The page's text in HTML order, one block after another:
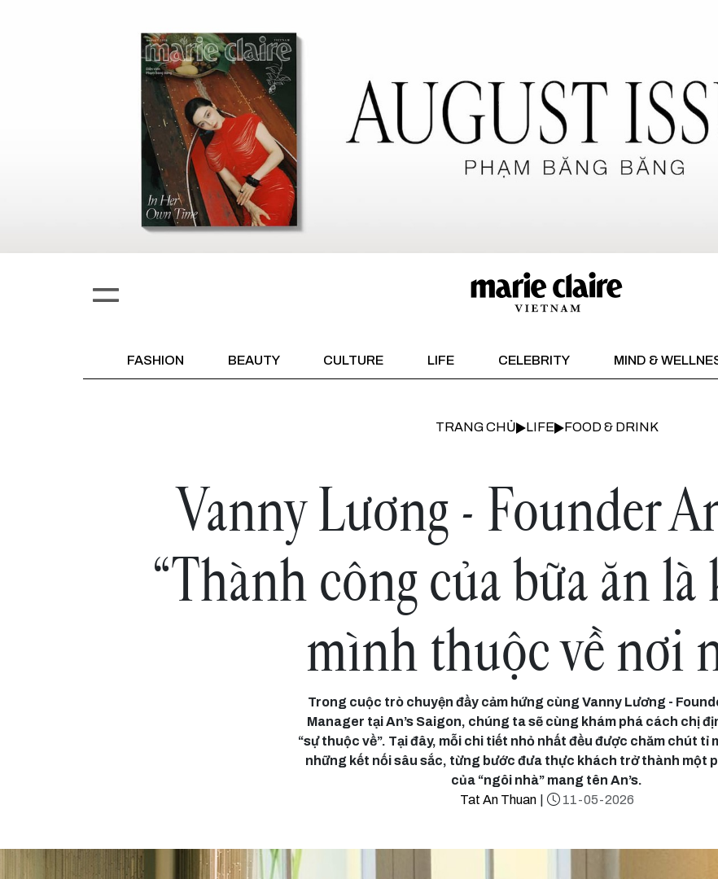
FASHION BEAUTY CULTURE LIFE CELEBRITY MIND &
TRANG CHỦ LIFE FOOD & DRINK
Vanny Lương - Founder
“Thành công của bữa ăn
mình thuộc về nơi
Trong cuộc trò chuyện đầy cảm hứng cùng Vanny Lương -
Manager tại An’s Saigon, chúng ta sẽ cùng khám phá cách chị
“sự thuộc về”. Tại đây, mỗi chi tiết nhỏ nhất đều được chăm chút tỉ
những kết nối sâu sắc, từng bước đưa thực khách trở thành một
của “ngôi nhà” mang tên An’s.
Tat An Thuan
11-05-2026